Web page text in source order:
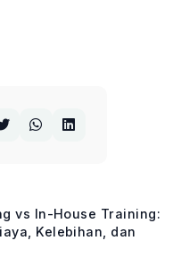
vs In-House Training:
Kelebihan, dan